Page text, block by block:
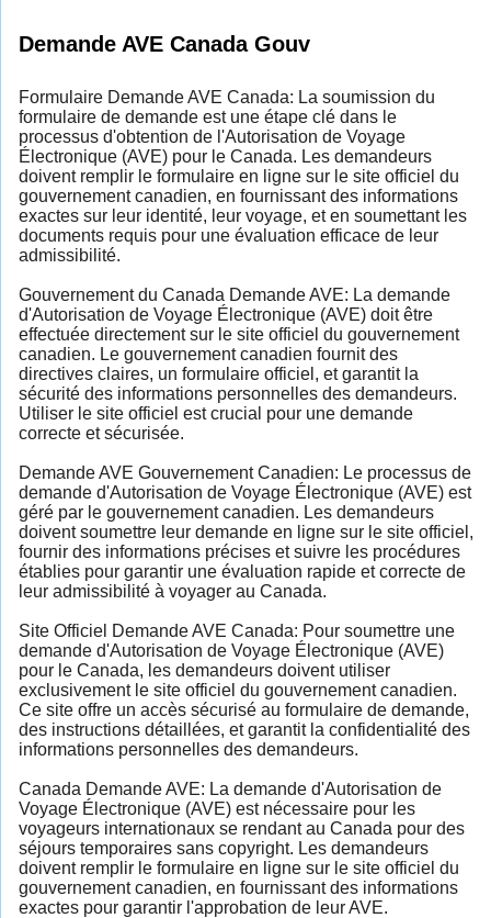
Demande AVE Canada Gouv
Formulaire Demande AVE Canada: La soumission du
formulaire de demande est une étape clé dans le
processus d'obtention de l'Autorisation de Voyage
Électronique (AVE) pour le Canada. Les demandeurs
doivent remplir le formulaire en ligne sur le site officiel du
gouvernement canadien, en fournissant des informations
exactes sur leur identité, leur voyage, et en soumettant les
documents requis pour une évaluation efficace de leur
admissibilité.
Gouvernement du Canada Demande AVE: La demande
d'Autorisation de Voyage Électronique (AVE) doit être
effectuée directement sur le site officiel du gouvernement
canadien. Le gouvernement canadien fournit des
directives claires, un formulaire officiel, et garantit la
sécurité des informations personnelles des demandeurs.
Utiliser le site officiel est crucial pour une demande
correcte et sécurisée.
Demande AVE Gouvernement Canadien: Le processus de
demande d'Autorisation de Voyage Électronique (AVE) est
géré par le gouvernement canadien. Les demandeurs
doivent soumettre leur demande en ligne sur le site officiel,
fournir des informations précises et suivre les procédures
établies pour garantir une évaluation rapide et correcte de
leur admissibilité à voyager au Canada.
Site Officiel Demande AVE Canada: Pour soumettre une
demande d'Autorisation de Voyage Électronique (AVE)
pour le Canada, les demandeurs doivent utiliser
exclusivement le site officiel du gouvernement canadien.
Ce site offre un accès sécurisé au formulaire de demande,
des instructions détaillées, et garantit la confidentialité des
informations personnelles des demandeurs.
Canada Demande AVE: La demande d'Autorisation de
Voyage Électronique (AVE) est nécessaire pour les
voyageurs internationaux se rendant au Canada pour des
séjours temporaires sans copyright. Les demandeurs
doivent remplir le formulaire en ligne sur le site officiel du
gouvernement canadien, en fournissant des informations
exactes pour garantir l'approbation de leur AVE.